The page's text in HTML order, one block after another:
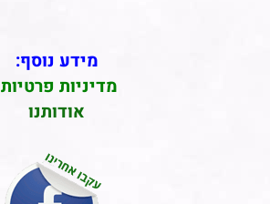
מידע נוסף:
מדיניות פרטיות
אודותנו